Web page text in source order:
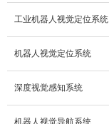
工业机器人视觉定位系统
机器人视觉定位系统
深度视觉感知系统
机器人视觉导航系统